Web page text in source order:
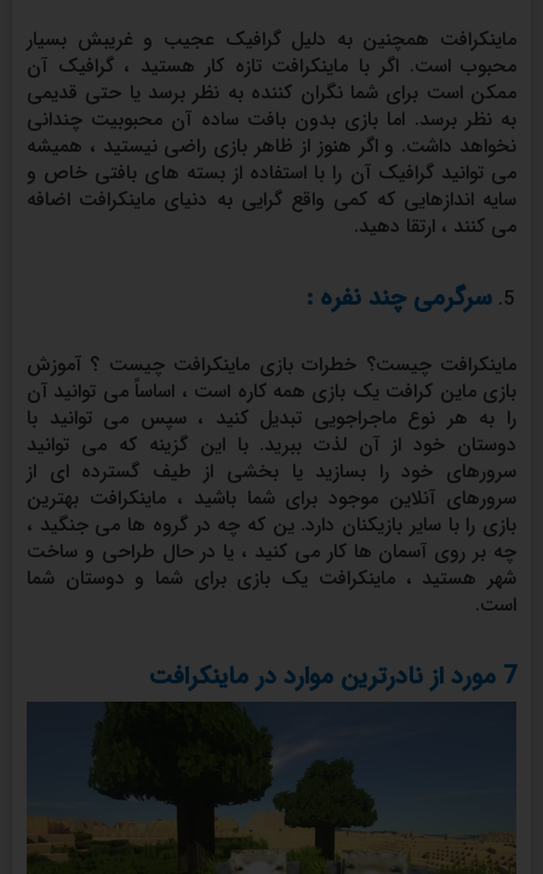
ماینکرافت همچنین به دلیل گرافیک عجیب و غریبش بسیار
محبوب است. اگر با ماینکرافت تازه کار هستید ، گرافیک آن
ممکن است برای شما نگران کننده به نظر برسد یا حتی قدیمی
به نظر برسد. اما بازی بدون بافت ساده آن محبوبیت چندانی
نخواهد داشت. و اگر هنوز از ظاهر بازی راضی نیستید ، همیشه
می توانید گرافیک آن را با استفاده از بسته های بافتی خاص و
سایه اندازهایی که کمی واقع گرایی به دنیای ماینکرافت اضافه
می کنند ، ارتقا دهید.
سرگرمی چند نفره :
ماینکرافت چیست؟ خطرات بازی ماینکرافت چیست ؟ آموزش
بازی ماین کرافت یک بازی همه کاره است ، اساساً می توانید آن
را به هر نوع ماجراجویی تبدیل کنید ، سپس می توانید با
دوستان خود از آن لذت ببرید. با این گزینه که می توانید
سرورهای خود را بسازید یا بخشی از طیف گسترده ای از
سرورهای آنلاین موجود برای شما باشید ، ماینکرافت بهترین
بازی را با سایر بازیکنان دارد. ین که چه در گروه ها می جنگید ،
چه بر روی آسمان ها کار می کنید ، یا در حال طراحی و ساخت
شهر هستید ، ماینکرافت یک بازی برای شما و دوستان شما
است.
7 مورد از نادرترین موارد در ماینکرافت